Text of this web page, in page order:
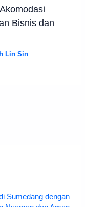
Bisnis dan
Lin Sin
Sumedang dengan